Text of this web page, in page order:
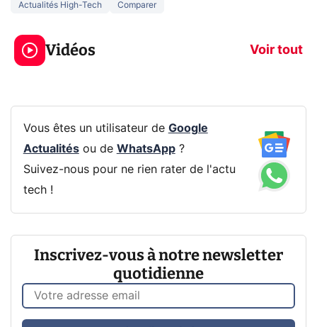
Actualités High-Tech
Comparer
Vidéos Voir tout
5 générations de
jeux dans la
prochaine Xbox !
navigation
Vous êtes un utilisateur de Google
Actualitésou de WhatsApp?
Suivez-nous pour ne rien rater de l'actu
tech !
Inscrivez-vous à notre newsletter
quotidienne